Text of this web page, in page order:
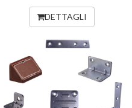
DETTAGLI